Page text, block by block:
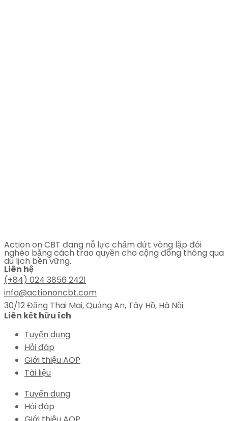
Action on CBT đang nỗ lực chấm dứt vòng lặp đói
nghèo bằng cách trao quyền cho cộng đồng thông qua
du lịch bền vững.
Liên hệ
(+84) 024 3856 2421
info@actiononcbt.com
30/12 Đặng Thai Mai, Quảng An, Tây Hồ, Hà Nội
Liên kết hữu ích
Tuyển dụng
Hỏi đáp
Giới thiệu AOP
Tài liệu
Tuyển dụng
Hỏi đáp